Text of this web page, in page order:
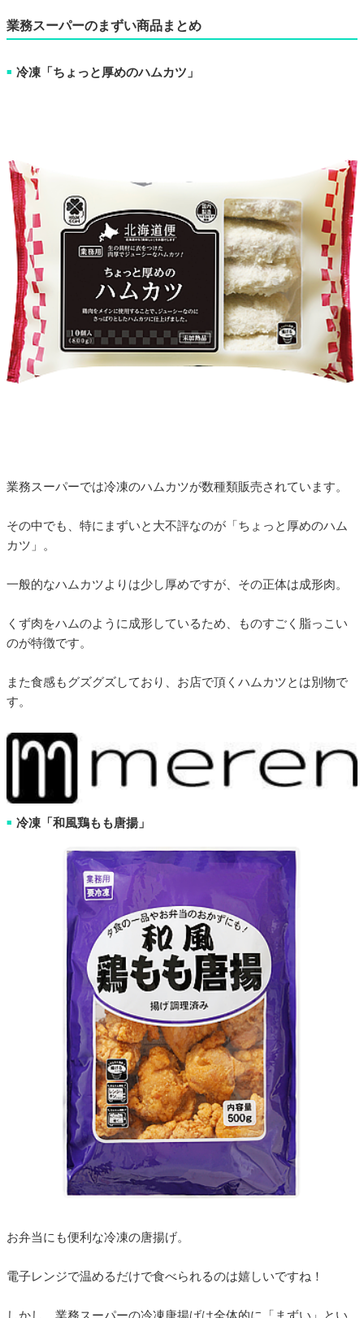
業務スーパーのまずい商品まとめ
■ 冷凍「ちょっと厚めのハムカツ」
業務スーパーでは冷凍のハムカツが数種類販売されています。
その中でも、特にまずいと大不評なのが「ちょっと厚めのハム
カツ」。
一般的なハムカツよりは少し厚めですが、その正体は成形肉。
くず肉をハムのように成形しているため、ものすごく脂っこい
のが特徴です。
また食感もグズグズしており、お店で頂くハムカツとは別物で
す。
■ 冷凍「和風鶏もも唐揚」
お弁当にも便利な冷凍の唐揚げ。
電子レンジで温めるだけで食べられるのは嬉しいですね！